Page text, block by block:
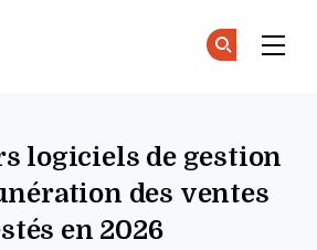
logiciels de gestion
des ventes
en 2026